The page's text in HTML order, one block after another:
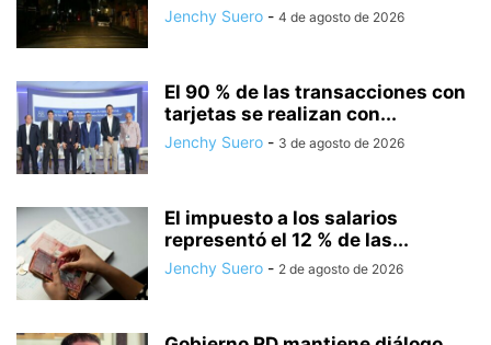
Jenchy Suero - 4 de agosto de 2026
El 90 % de las transacciones con
tarjetas se realizan con...
Jenchy Suero - 3 de agosto de 2026
El impuesto a los salarios
representó el 12 % de las...
Jenchy Suero - 2 de agosto de 2026